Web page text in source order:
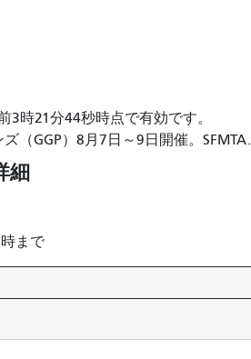
3時21分44秒時点で有効です。
（GGP）8月7日～9日開催。
細
まで